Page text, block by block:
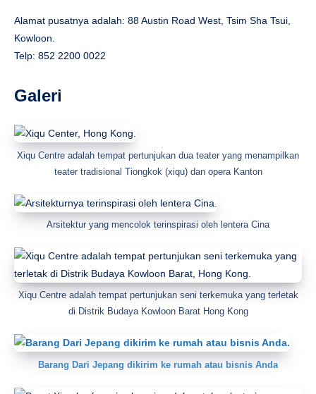
Alamat pusatnya adalah: 88 Austin Road West, Tsim Sha Tsui,
Kowloon.
Telp: 852 2200 0022
Galeri
Xiqu Centre adalah tempat pertunjukan dua teater yang menampilkan
teater tradisional Tiongkok (xiqu) dan opera Kanton
Arsitektur yang mencolok terinspirasi oleh lentera Cina
Xiqu Centre adalah tempat pertunjukan seni terkemuka yang terletak
di Distrik Budaya Kowloon Barat Hong Kong
Barang Dari Jepang dikirim ke rumah atau bisnis Anda